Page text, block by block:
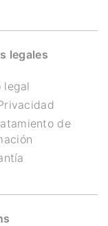
legales
legal
de